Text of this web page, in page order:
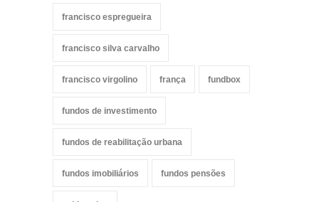
francisco espregueira
francisco silva carvalho
francisco virgolino frança fundbox
fundos de investimento
fundos de reabilitação urbana
fundos imobiliários fundos pensões